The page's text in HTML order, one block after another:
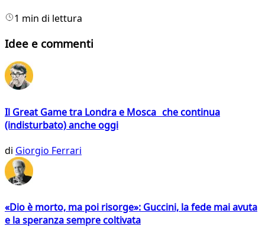
1 min di lettura
Idee e commenti
Il Great Game tra Londra e Mosca che continua
(indisturbato) anche oggi
di Giorgio Ferrari
«Dio è morto, ma poi risorge»: Guccini, la fede mai avuta
e la speranza sempre coltivata